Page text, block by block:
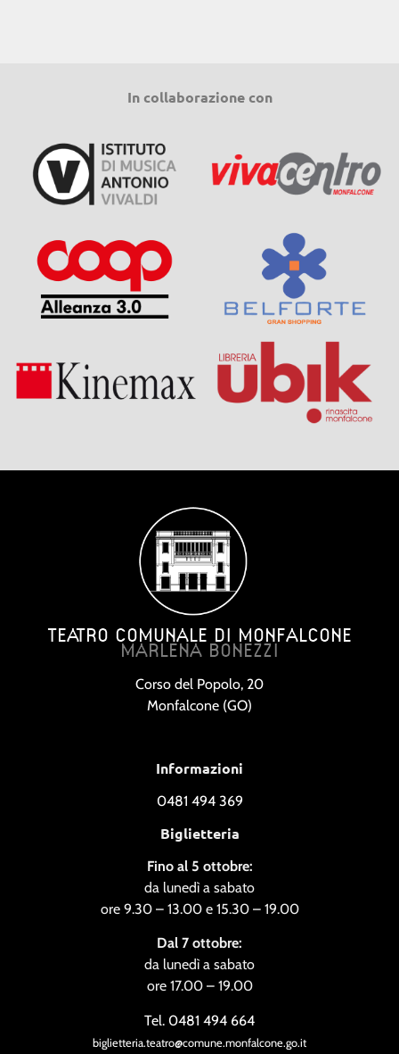
In collaborazione con
TEATRO COMUNALE DI MONFALCONE
MARLENA BONEZZI
Corso del Popolo, 20
Monfalcone (GO)
Informazioni
0481 494 369
Biglietteria
Fino al 5 ottobre:
da lunedì a sabato
ore 9.30 – 13.00 e 15.30 – 19.00
Dal 7 ottobre:
da lunedì a sabato
ore 17.00 – 19.00
Tel. 0481 494 664
biglietteria.teatro@comune.monfalcone.go.it